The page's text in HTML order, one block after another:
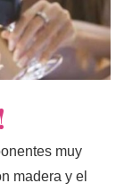
muy
madera y el